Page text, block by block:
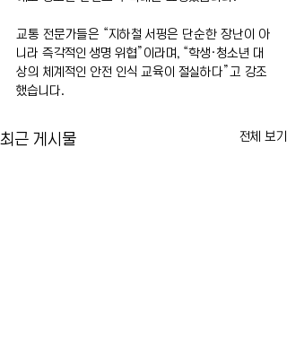
교통 전문가들은 “지하철 서핑은 단순한 장난이 아
니라 즉각적인 생명 위협”이라며, “학생·청소년 대
상의 체계적인 안전 인식 교육이 절실하다”고 강조
했습니다.
최근 게시물 전체 보기